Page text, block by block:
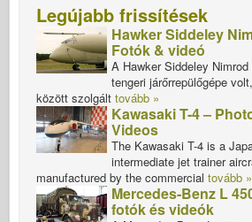
Legújabb frissítések
Hawker Siddeley
Fotók & videó
A Hawker Siddeley
tengeri járőrrepülőgépe
között szolgált tovább »
Kawasaki T-4 –
Videos
The Kawasaki T-4 is a
intermediate jet trainer
manufactured by the commercial tovább »
Mercedes-Benz L
fotók és videók